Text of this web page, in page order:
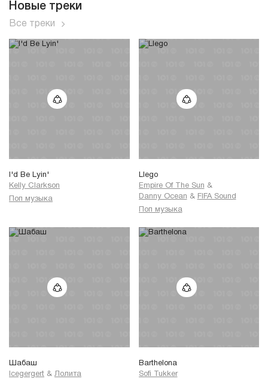
Новые треки
Все треки
I'd Be Lyin'
Kelly Clarkson
Поп музыка
Llego
Empire Of The Sun &
Danny Ocean & FIFA Sound
Поп музыка
Шабаш
Icegergert & Лолита
Barthelona
Sofi Tukker